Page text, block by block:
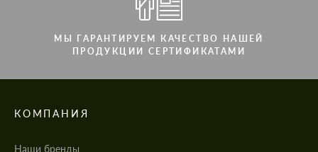
МЫ ГАРАНТИРУЕМ КАЧЕСТВО НАШЕЙ
ПРОДУКЦИИ СЕРТИФИКАТАМИ
КОМПАНИЯ
Наши бренды